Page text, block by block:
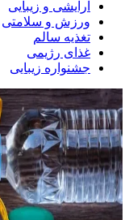
آرایشی و زیبایی
ورزش و سلامتی
تغذیه سالم
غذای رژیمی
جشنواره زیبایی